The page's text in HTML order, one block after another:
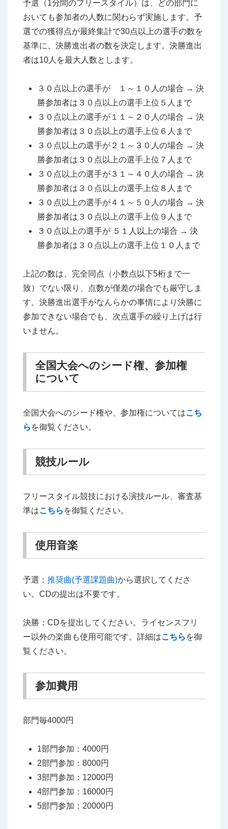
予選（1分間のフリースタイル）は、どの部門に
おいても参加者の人数に関わらず実施します。予
選での獲得点が最終集計で30点以上の選手の数を
基準に、決勝進出者の数を決定します。決勝進出
者は10人を最大人数とします。
３０点以上の選手が １～１０人の場合 → 決
勝参加者は３０点以上の選手上位５人まで
３０点以上の選手が１１～２０人の場合 → 決
勝参加者は３０点以上の選手上位６人まで
３０点以上の選手が２１～３０人の場合 → 決
勝参加者は３０点以上の選手上位７人まで
３０点以上の選手が３１～４０人の場合 → 決
勝参加者は３０点以上の選手上位８人まで
３０点以上の選手が４１～５０人の場合 → 決
勝参加者は３０点以上の選手上位９人まで
３０点以上の選手が ５１人以上の場合 → 決
勝参加者は３０点以上の選手上位１０人まで
上記の数は、完全同点（小数点以下5桁まで一
致）でない限り、点数が僅差の場合でも厳守しま
す。決勝進出選手がなんらかの事情により決勝に
参加できない場合でも、次点選手の繰り上げは行
いません。
全国大会へのシード権、参加権
について
全国大会へのシード権や、参加権についてはこち
ら を御覧ください。
競技ルール
フリースタイル競技における演技ルール、審査基
準はこちら を御覧ください。
使用音楽
予選： 推奨曲(予選課題曲)から選択してくださ
い。CDの提出は不要です。
決勝：CDを提出してください。ライセンスフリ
ー以外の楽曲も使用可能です。詳細はこちら を御
覧ください。
参加費用
部門毎4000円
1部門参加：4000円
2部門参加：8000円
3部門参加：12000円
4部門参加：16000円
5部門参加：20000円